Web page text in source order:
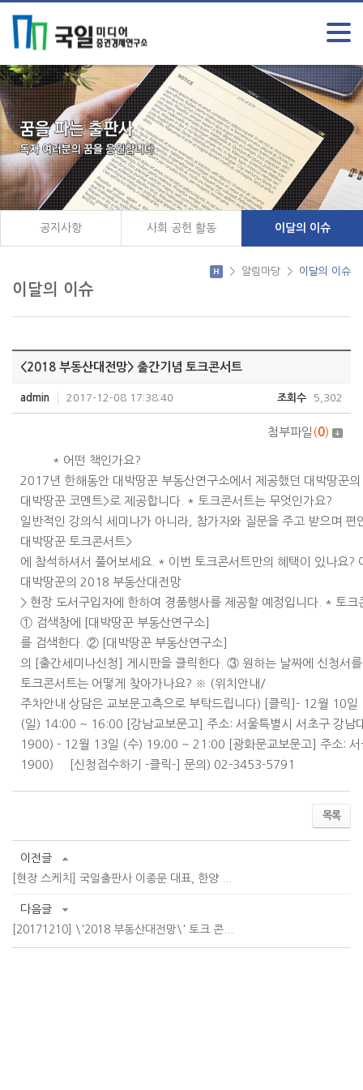
공지사항 사회 공헌 활동 이달의 이슈
이달의 이슈
> 알림마당 > 이달의 이슈
<2018 부동산대전망> 출간기념 토크콘서트
admin 2017-12-08 17:38:40 조회수 5,302
첨부파일 (0)
* 어떤 책인가요?
2017년 한해동안 대박땅꾼 부동산연구소에서 제공했던 대박땅꾼
대박땅꾼 코멘트>로 제공합니다. * 토크콘서트는 무엇인가요?
일반적인 강의식 세미나가 아니라, 참가자와 질문을 주고 받으며
대박땅꾼 토크콘서트>
에 참석하셔서 풀어보세요. * 이번 토크콘서트만의 혜택이 있나요?
대박땅꾼의 2018 부동산대전망
> 현장 도서구입자에 한하여 경품행사를 제공할 예정입니다. * 토
① 검색창에 [대박땅꾼 부동산연구소]
를 검색한다. ② [대박땅꾼 부동산연구소]
의 [출간세미나신청] 게시판을 클릭한다. ③ 원하는 날짜에 신청
토크콘서트는 어떻게 찾아가나요? ※ (위치안내/
주차안내 상담은 교보문고측으로 부탁드립니다) [클릭]- 12월 10일
(일) 14:00 ~ 16:00 [강남교보문고] 주소: 서울특별시 서초구 강
1900) - 12월 13일 (수) 19;00 ~ 21:00 [광화문교보문고] 주소:
1900) [신청접수하기 -클릭-] 문의) 02-3453-5791
목록
이전글
[현장 스케치] 국일출판사 이종문 대표, 한양 ...
다음글
[20171210] \'2018 부동산대전망\' 토크 콘...